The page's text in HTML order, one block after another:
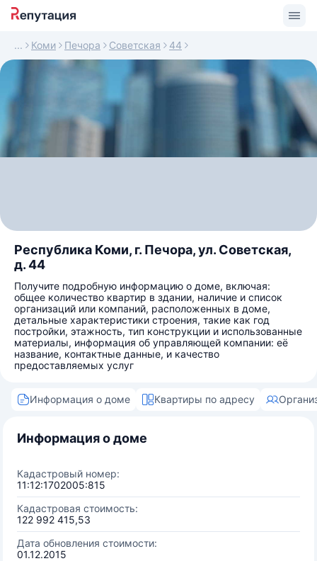
Коми Печора Советская 44
Республика Коми, г. Печора, ул. Советская,
д. 44
Получите подробную информацию о доме, включая:
общее количество квартир в здании, наличие и список
организаций или компаний, расположенных в доме,
детальные характеристики строения, такие как год
постройки, этажность, тип конструкции и использованные
материалы, информация об управляющей компании: её
название, контактные данные, и качество
предоставляемых услуг
Информация о доме Квартиры по адресу
Информация о доме
Кадастровый номер:
11:12:1702005:815
Кадастровая стоимость:
122 992 415,53
Дата обновления стоимости:
01.12.2015